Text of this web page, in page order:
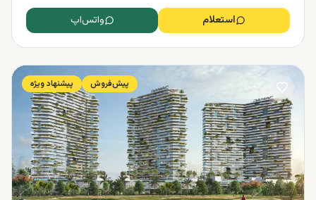
استعلام واتس‌اپ
پیش‌فروش پیشنهاد ویژه